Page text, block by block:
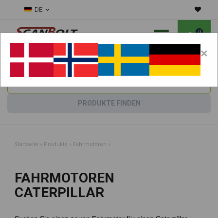
DE
0
Benötigen Sie Hilfe bei Verschleißteilen?Maschine wählen:
PRODUKTE FINDEN
Startseite » Produkte » Fahrmotoren »
FAHRMOTOREN
CATERPILLAR
×